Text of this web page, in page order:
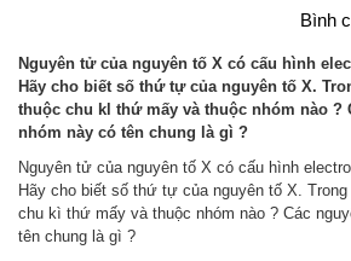
Bình
Nguyên tử của nguyên tố X có cấu hình
Hãy cho biết số thứ tự của nguyên tố X.
thuộc chu kl thứ mấy và thuộc nhóm nào ?
nhóm này có tên chung là gì ?
Nguyên tử của nguyên tố X có cấu hình
Hãy cho biết số thứ tự của nguyên tố X.
chu kì thứ mấy và thuộc nhóm nào ? Các
tên chung là gì ?